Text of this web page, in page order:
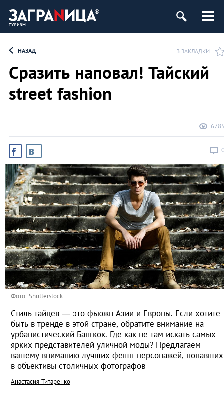
НАЗАД В ЗАКЛАДКИ
Сразить наповал! Тайский
street fashion
Фото: Shutterstock
Стиль тайцев — это фьюжн Азии и Европы. Если хотите
быть в тренде в этой стране, обратите внимание на
урбанистический Бангкок. Где как не там искать самых
ярких представителей уличной моды? Предлагаем
вашему вниманию лучших фешн-персонажей, попавших
в объективы столичных фотографов
Анастасия Титаренко